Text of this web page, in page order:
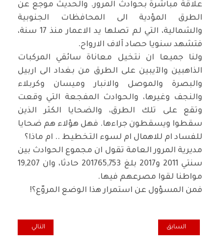
علاقة مباشرة بحوادث المرور. والحديث موجع عن
الطرق المؤدية الى المحافظات الجنوبية
والشمالية، التي لم تصلها يد الاعمار منذ 17 سنة،
فتشهد سنويا حصاد آلاف الارواح.
ولنا جميعا ان نتخيل معاناة سائقي المركبات
الذاهبين والآيبين على الطرق من بغداد الى اربيل
والبصرة والموصل والانبار وميسان وكربلاء
والنجف وغيرها، والحوادث المفجعة التي وقعت
وتقع على تلك الطرق، والضحايا الكثر الذين
سقطوا ويسقطون جراءها. فهل هؤلاء هم ضحايا
للفساد ام للاهمال ام لسوء التخطيط .. ام ماذا؟
مديرية المرور العامة تقول ان مجموع الحوادث بين
سنتي 2011 و2017 بلغ 201765,753 حادثا، وان 19,207
مواطنا لقوا مصرعهم فيها.
فمن المسؤول عن استمرار هذا الوضع المروّع؟!
المقال السابق: نقطة ضوء... ملفات مجمدة!
السابق المقال التالي:
التالي